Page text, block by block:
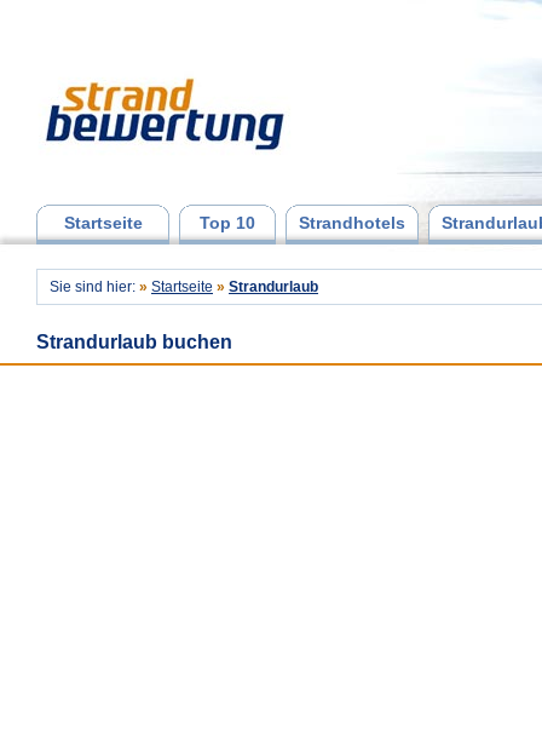
Startseite Top 10 Strandhotels
Sie sind hier: » Startseite » Strandurlaub
Strandurlaub buchen